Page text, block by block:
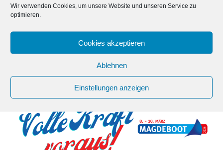
Wir verwenden Cookies, um unsere Website und unseren Service zu
optimieren.
Cookies akzeptieren
Ablehnen
Einstellungen anzeigen
Anliegen haben, teilen Sie uns diese bitte bis
Wir freuen uns auf Ihr zahlreiches Erscheinen und